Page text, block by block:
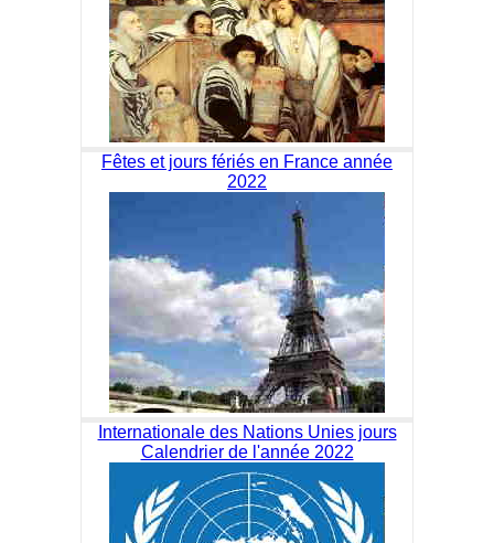
Fêtes et jours fériés en France année
2022
Internationale des Nations Unies jours
Calendrier de l'année 2022